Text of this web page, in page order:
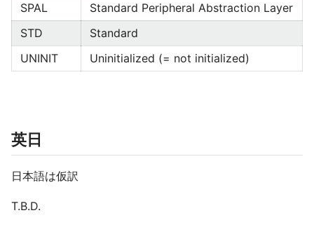
SPAL
Standard Peripheral Abstraction Layer
STD
Standard
UNINIT
Uninitialized (= not initialized)
英日
日本語は仮訳
T.B.D.